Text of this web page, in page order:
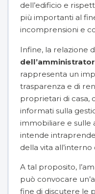
dell’edificio e
più importanti al
incomprensioni e
Infine, la relazione
rappresenta un
trasparenza e di
proprietari di casa,
informati sulla
immobiliare e sulle
intende
della vita
A tal proposito,
può convocare
fine di discutere le